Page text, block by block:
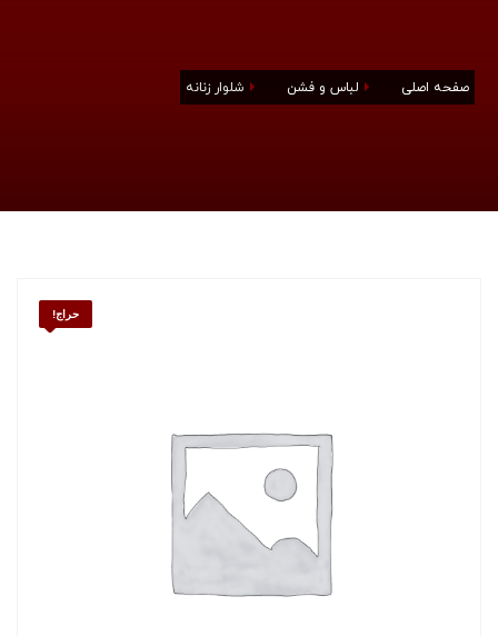
صفحه اصلی لباس و فشن شلوار زنانه
حراج!